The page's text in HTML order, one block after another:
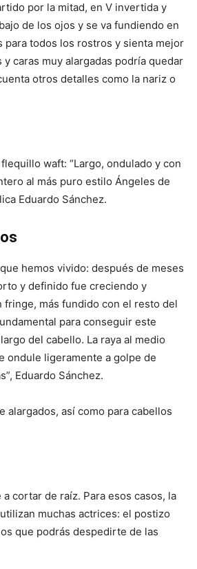
por la mitad, en V invertida y
de los ojos y se va fundiendo en
para todos los rostros y sienta mejor
caras muy alargadas podría quedar
otros detalles como la nariz o
waft: “Largo, ondulado y con
al más puro estilo Ángeles de
Eduardo Sánchez.
hemos vivido: después de meses
y definido fue creciendo y
más fundido con el resto del
para conseguir este
del cabello. La raya al medio
ondule ligeramente a golpe de
Eduardo Sánchez.
alargados, así como para cabellos
cortar de raíz. Para esos casos, la
muchas actrices: el postizo
que podrás despedirte de las